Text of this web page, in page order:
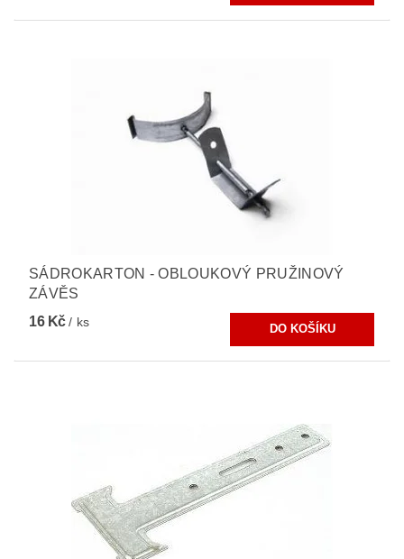
SÁDROKARTON - OBLOUKOVÝ PRUŽINOVÝ
ZÁVĚS
16 Kč/ ks